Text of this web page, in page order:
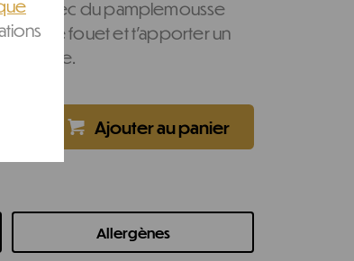
avec du pamplemousse
de fouet et t’apporter un
journée.
Allergènes